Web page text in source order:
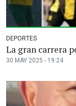
DEPORTES
La gran carrera
30 MAY 2025 - 19:24